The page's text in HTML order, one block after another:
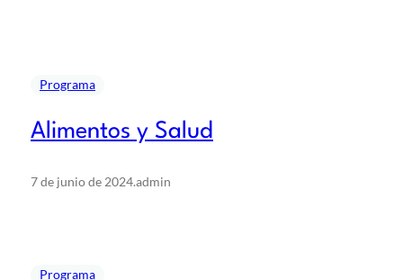
Programa
Alimentos y Salud
7 de junio de 2024.admin
Programa